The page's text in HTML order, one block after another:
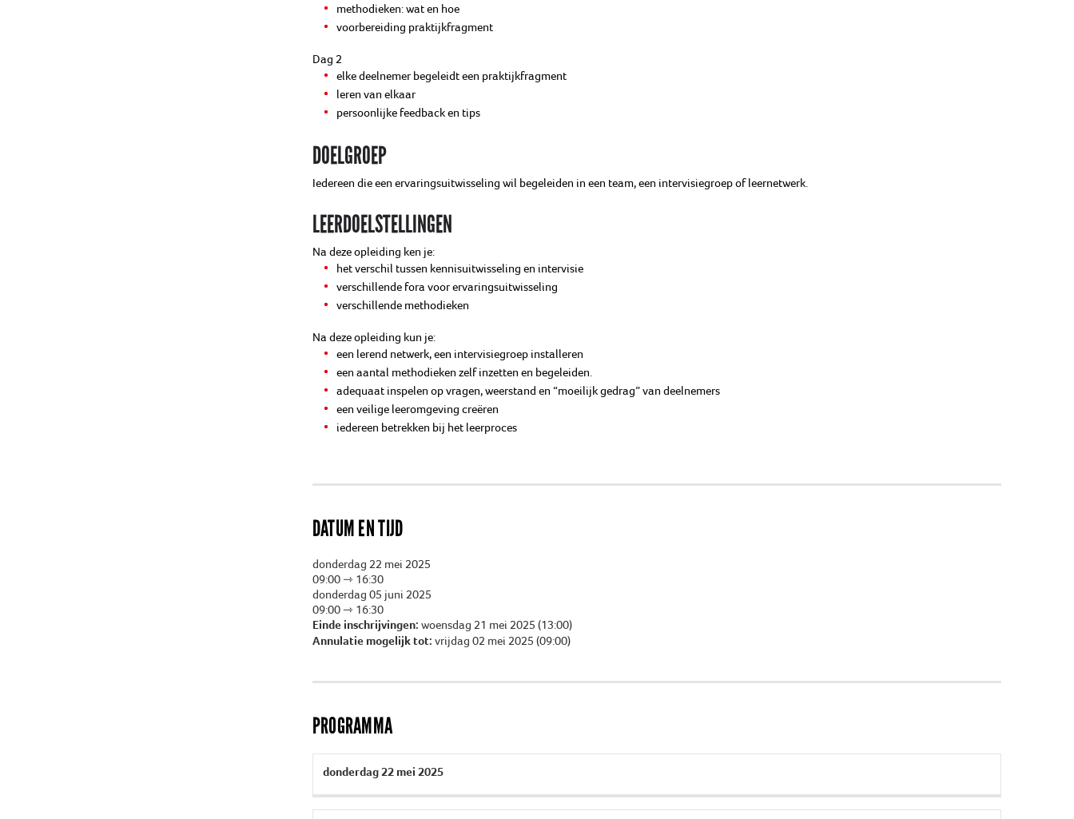
methodieken: wat en hoe
voorbereiding praktijkfragment
Dag 2
elke deelnemer begeleidt een praktijkfragment
leren van elkaar
persoonlijke feedback en tips
DOELGROEP
Iedereen die een ervaringsuitwisseling wil begeleiden in een team, een intervisiegroep of leernetwerk.
LEERDOELSTELLINGEN
Na deze opleiding ken je:
het verschil tussen kennisuitwisseling en intervisie
verschillende fora voor ervaringsuitwisseling
verschillende methodieken
Na deze opleiding kun je:
een lerend netwerk, een intervisiegroep installeren
een aantal methodieken zelf inzetten en begeleiden.
adequaat inspelen op vragen, weerstand en “moeilijk gedrag” van deelnemers
een veilige leeromgeving creëren
iedereen betrekken bij het leerproces
DATUM EN TIJD
donderdag 22 mei 2025
09:00 ⇾ 16:30
donderdag 05 juni 2025
09:00 ⇾ 16:30
Einde inschrijvingen: woensdag 21 mei 2025 (13:00)
Annulatie mogelijk tot: vrijdag 02 mei 2025 (09:00)
PROGRAMMA
donderdag 22 mei 2025